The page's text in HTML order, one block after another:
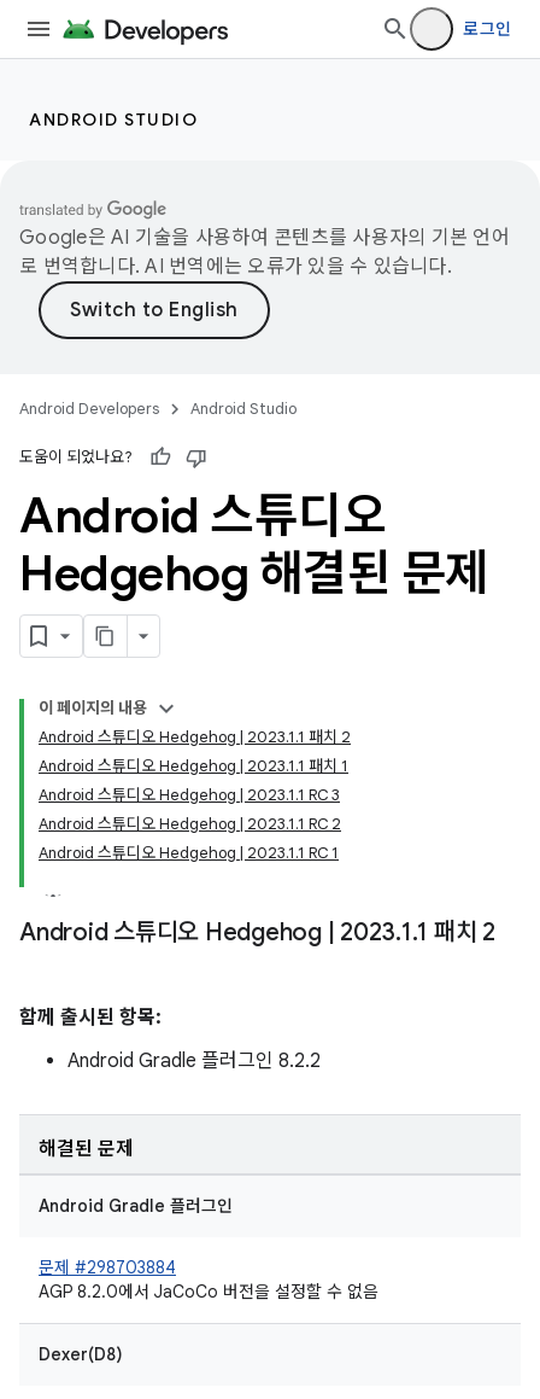
로그인
ANDROID STUDIO
Google은 AI 기술을 사용하여 콘텐츠를 사용자의 기본 언어
로 번역합니다. AI 번역에는 오류가 있을 수 있습니다.
Android Developers Android Studio
도움이 되었나요?
Android 스튜디오
Hedgehog 해결된 문제
이 페이지의 내용
Android 스튜디오 Hedgehog | 2023.1.1 패치 2
Android 스튜디오 Hedgehog | 2023.1.1 패치 1
Android 스튜디오 Hedgehog | 2023.1.1 RC 3
Android 스튜디오 Hedgehog | 2023.1.1 RC 2
Android 스튜디오 Hedgehog | 2023.1.1 RC 1
Android 스튜디오 Hedgehog 2023.1.1 패치 2
함께 출시된 항목:
Android Gradle 플러그인 8.2.2
해결된 문제
Android Gradle 플러그인
문제 #298703884
AGP 8.2.0에서 JaCoCo 버전을 설정할 수 없음
Dexer(D8)